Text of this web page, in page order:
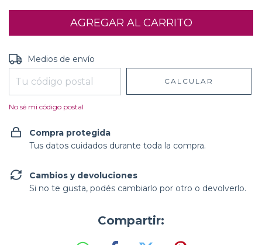
Entregas para el CP:
Medios de envío
CALCULAR
No sé mi código postal
Compra protegida
Tus datos cuidados durante toda la compra.
Cambios y devoluciones
Si no te gusta, podés cambiarlo por otro o devolverlo.
Compartir: